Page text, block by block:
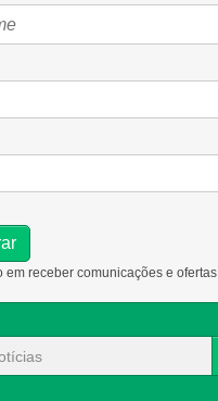
em receber comunicações e ofertas